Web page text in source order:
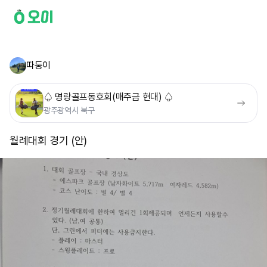
따둥이
♤ 명랑골프동호회(매주금 현대) ♤
광주광역시 북구
월례대회 경기 (안) ​